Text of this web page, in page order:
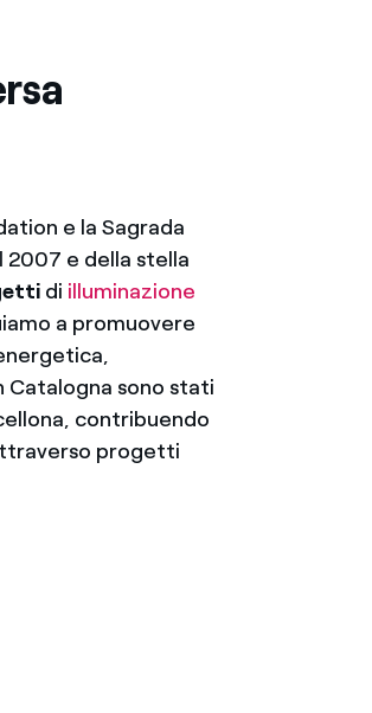
e la Sagrada
2007 e della stella
di illuminazione
a promuovere
Catalogna sono stati
contribuendo
progetti